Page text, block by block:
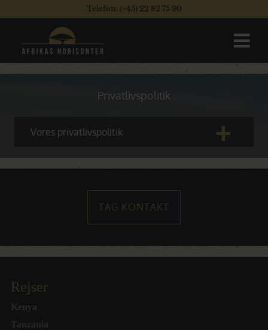
Telefon: (+45) 22 82 75 90
Privatlivspolitik
Vores privatlivspolitik +
TAG KONTAKT
Rejser
Kenya
Tanzania